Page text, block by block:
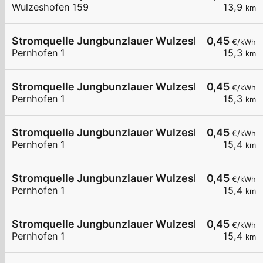
13,9 km
Wulzeshofen 159
0,45 €/kWh
15,3 km
Stromquelle Jungbunzlauer Wulzeshofen DC40
Pernhofen 1
0,45 €/kWh
15,3 km
Stromquelle Jungbunzlauer Wulzeshofen 1
Pernhofen 1
0,45 €/kWh
15,4 km
Stromquelle Jungbunzlauer Wulzeshofen 7
Pernhofen 1
0,45 €/kWh
15,4 km
Stromquelle Jungbunzlauer Wulzeshofen 6
Pernhofen 1
0,45 €/kWh
15,4 km
Stromquelle Jungbunzlauer Wulzeshofen DC240
Pernhofen 1